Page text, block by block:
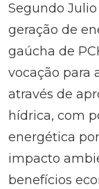
Segundo
geração de
gaúcha de
vocação para
através de
hídrica, com
energética
impacto
benefícios